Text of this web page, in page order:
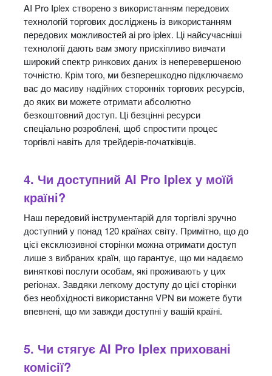
AI Pro Iplex створено з використанням передових
технологій торгових досліджень із використанням
передових можливостей ai pro iplex. Ці найсучасніші
технології дають вам змогу прискіпливо вивчати
широкий спектр ринкових даних із неперевершеною
точністю. Крім того, ми безперешкодно підключаємо
вас до масиву надійних сторонніх торгових ресурсів,
до яких ви можете отримати абсолютно
безкоштовний доступ. Ці безцінні ресурси
спеціально розроблені, щоб спростити процес
торгівлі навіть для трейдерів-початківців.
4. Чи доступний AI Pro Iplex у моїй
країні?
Наш передовий інструментарій для торгівлі зручно
доступний у понад 120 країнах світу. Примітно, що до
цієї ексклюзивної сторінки можна отримати доступ
лише з вибраних країн, що гарантує, що ми надаємо
виняткові послуги особам, які проживають у цих
регіонах. Завдяки легкому доступу до цієї сторінки
без необхідності використання VPN ви можете бути
впевнені, що ми завжди доступні у вашій країні.
5. Чи стягує AI Pro Iplex приховані
комісії?